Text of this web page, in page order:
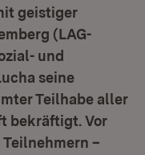
geistiger
(LAG-
und
seine
Teilhabe aller
bekräftigt. Vor
–